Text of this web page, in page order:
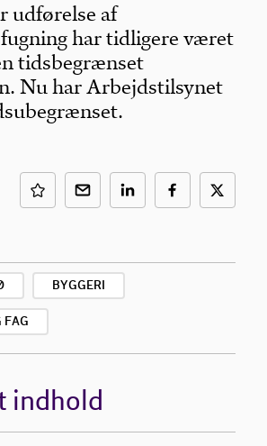
udførelse af
har tidligere været
tidsbegrænset
Nu har Arbejdstilsynet
BYGGERI
FAG
indhold